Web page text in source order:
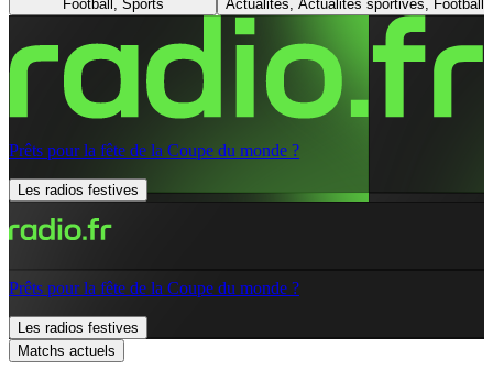
Football, Sports
Actualités, Actualités sportives,
Prêts pour la fête de la Coupe du monde ?
Les radios festives
Prêts pour la fête de la Coupe du monde ?
Les radios festives
Matchs actuels